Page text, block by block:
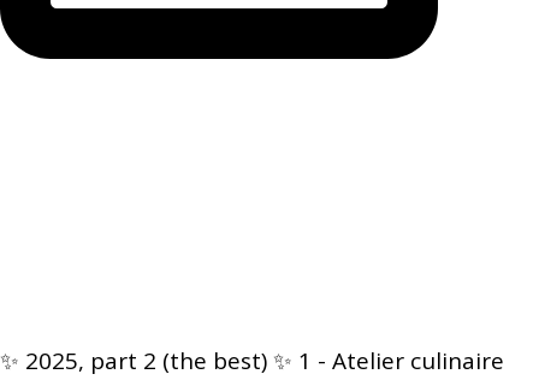
✨ 2025, part 2 (the best) ✨ 1 - Atelier culinaire